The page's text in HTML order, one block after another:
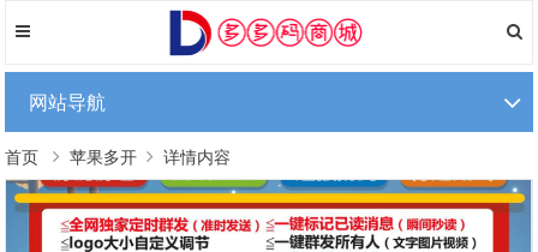
网站导航
首页 苹果多开 详情内容